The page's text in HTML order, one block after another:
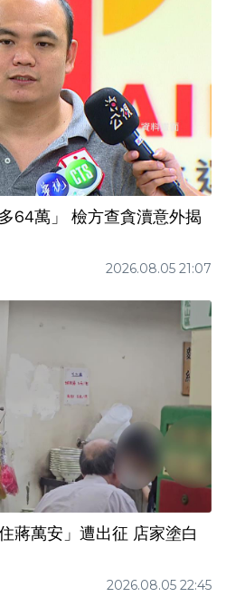
64萬」 檢方查貪瀆意外揭
2026.08.05 21:07
蔣萬安」遭出征 店家塗白
2026.08.05 22:45